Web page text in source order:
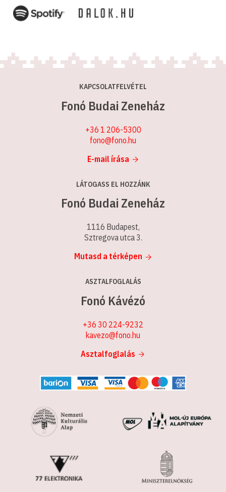
KAPCSOLATFELVÉTEL
Fonó Budai Zeneház
+36 1 206-5300
fono@fono.hu
E-mail írása
LÁTOGASS EL HOZZÁNK
Fonó Budai Zeneház
1116 Budapest,
Sztregova utca 3.
Mutasd a térképen
ASZTALFOGLALÁS
Fonó Kávézó
+36 30 224-9232
kavezo@fono.hu
Asztalfoglalás